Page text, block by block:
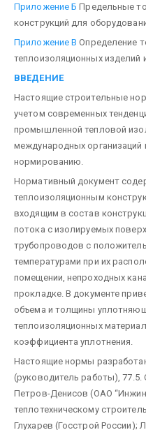
Приложение Б Предельные
конструкций для
Приложение В Определение
теплоизоляционных изделий
ВВЕДЕНИЕ
Настоящие строительные
учетом современных
промышленной тепловой
международных организаций
нормированию.
Нормативный документ
теплоизоляционным
входящим в состав
потока с изолируемых
трубопроводов с
температурами при их
помещении, непроходных
прокладке. В документе
объема и толщины
теплоизоляционных
коэффициента уплотнения.
Настоящие нормы
(руководитель работы), 77.5.
Петров-Денисов (ОАО
теплотехническому
Глухарев (Госстрой